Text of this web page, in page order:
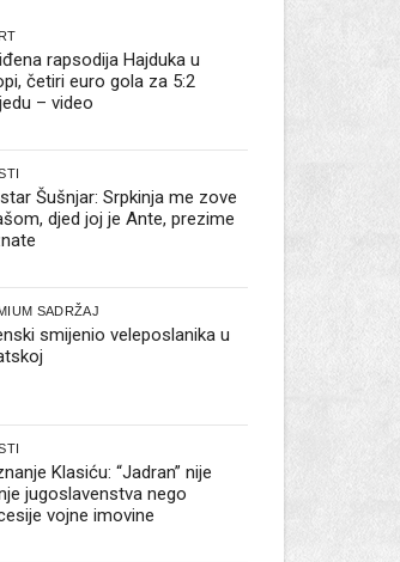
rapsodija Hajduka u
četiri euro gola za 5:2
– video
Šušnjar: Srpkinja me zove
djed joj je Ante, prezime
SADRŽAJ
smijenio veleposlanika u
Klasiću: “Jadran” nije
jugoslavenstva nego
vojne imovine